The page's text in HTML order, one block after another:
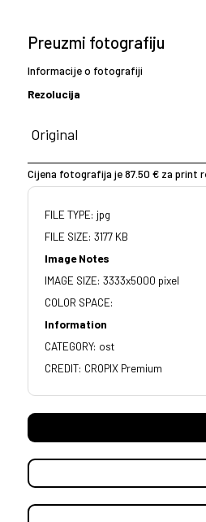
Preuzmi fotografiju
Informacije o fotografiji
Rezolucija
Cijena fotografija je 87.50 € za print
FILE TYPE: jpg
FILE SIZE: 3177 KB
Image Notes
IMAGE SIZE: 3333x5000 pixel
COLOR SPACE:
Information
CATEGORY: ost
CREDIT: CROPIX Premium